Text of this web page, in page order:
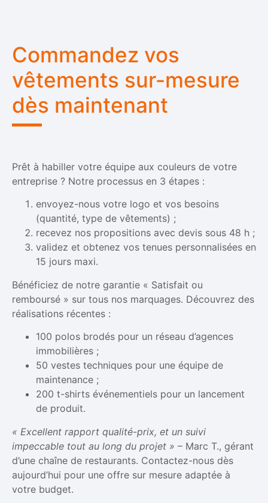
Commandez vos
vêtements sur-mesure
dès maintenant
Prêt à habiller votre équipe aux couleurs de votre
entreprise ? Notre processus en 3 étapes :
envoyez-nous votre logo et vos besoins
(quantité, type de vêtements) ;
recevez nos propositions avec devis sous 48 h ;
validez et obtenez vos tenues personnalisées en
15 jours maxi.
Bénéficiez de notre garantie « Satisfait ou
remboursé » sur tous nos marquages. Découvrez des
réalisations récentes :
100 polos brodés pour un réseau d’agences
immobilières ;
50 vestes techniques pour une équipe de
maintenance ;
200 t-shirts événementiels pour un lancement
de produit.
« Excellent rapport qualité-prix, et un suivi
impeccable tout au long du projet » – Marc T., gérant
d’une chaîne de restaurants. Contactez-nous dès
aujourd’hui pour une offre sur mesure adaptée à
votre budget.